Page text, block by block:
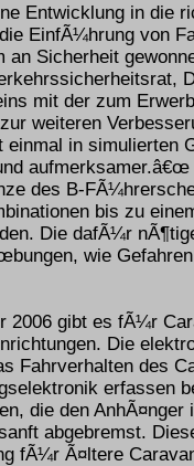
Entwicklung in die
EinfÃ¼hrung von
an Sicherheit
mit der zum
weiteren
einmal in simulierten
des
bis zu
Die dafÃ¼r
wie
2006 gibt es fÃ¼r
Die
Fahrverhalten des
erfassen
die den
abgebremst.
fÃ¼r Ã¤ltere